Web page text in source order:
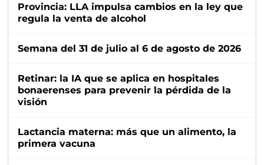
Provincia: LLA impulsa cambios en la ley que
regula la venta de alcohol
Semana del 31 de julio al 6 de agosto de 2026
Retinar: la IA que se aplica en hospitales
bonaerenses para prevenir la pérdida de la
visión
Lactancia materna: más que un alimento, la
primera vacuna